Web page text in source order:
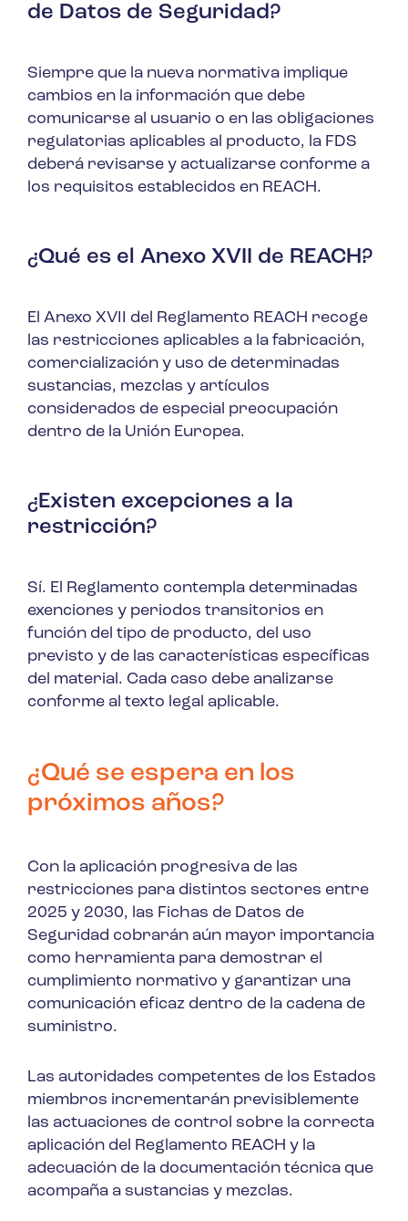
de Datos de Seguridad?
Siempre que la nueva normativa implique
cambios en la información que debe
comunicarse al usuario o en las obligaciones
regulatorias aplicables al producto, la FDS
deberá revisarse y actualizarse conforme a
los requisitos establecidos en REACH.
¿Qué es el Anexo XVII de REACH?
El Anexo XVII del Reglamento REACH recoge
las restricciones aplicables a la fabricación,
comercialización y uso de determinadas
sustancias, mezclas y artículos
considerados de especial preocupación
dentro de la Unión Europea.
¿Existen excepciones a la
restricción?
Sí. El Reglamento contempla determinadas
exenciones y periodos transitorios en
función del tipo de producto, del uso
previsto y de las características específicas
del material. Cada caso debe analizarse
conforme al texto legal aplicable.
¿Qué se espera en los
próximos años?
Con la aplicación progresiva de las
restricciones para distintos sectores entre
2025 y 2030, las Fichas de Datos de
Seguridad cobrarán aún mayor importancia
como herramienta para demostrar el
cumplimiento normativo y garantizar una
comunicación eficaz dentro de la cadena de
suministro.
Las autoridades competentes de los Estados
miembros incrementarán previsiblemente
las actuaciones de control sobre la correcta
aplicación del Reglamento REACH y la
adecuación de la documentación técnica que
acompaña a sustancias y mezclas.